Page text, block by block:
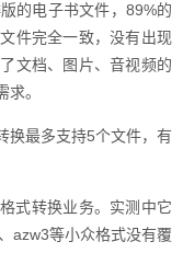
的电子书文件，89%的
件完全一致，没有出现
文档、图片、音视频的
。
换最多支持5个文件，有
式转换业务。实测中它
azw3等小众格式没有覆